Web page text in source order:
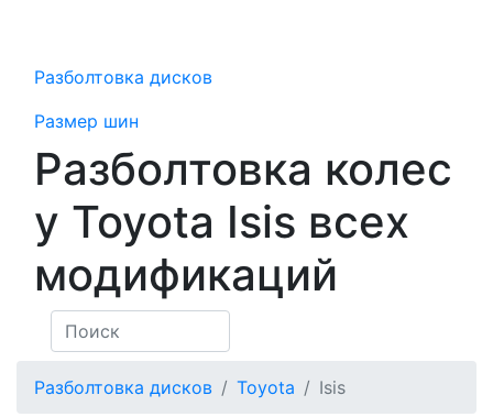
Разболтовка дисков
Размер шин
Разболтовка колес
у Toyota Isis всех
модификаций
Разболтовка дисков Toyota Isis